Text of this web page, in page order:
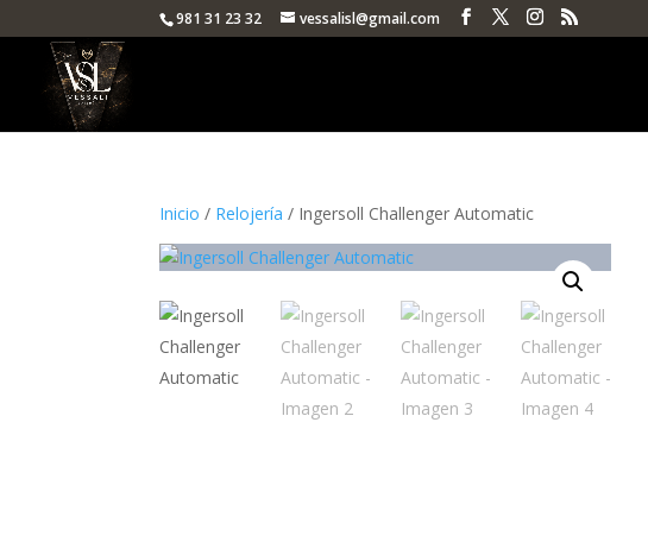
981 31 23 32 vessalisl@gmail.com
Inicio / Relojería / Ingersoll Challenger Automatic